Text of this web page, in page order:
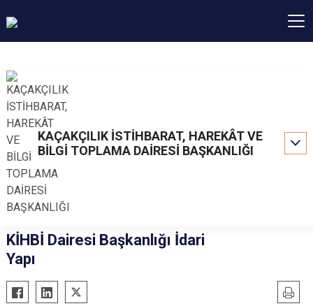
KAÇAKÇILIK İSTİHBARAT, HAREKÂT VE
BİLGİ TOPLAMA DAİRESİ BAŞKANLIĞI
KİHBİ Dairesi Başkanlığı İdari
Yapı